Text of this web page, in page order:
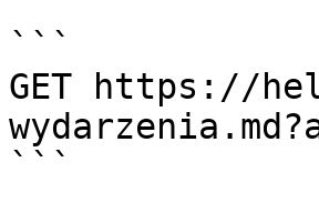
```
GET https://
```